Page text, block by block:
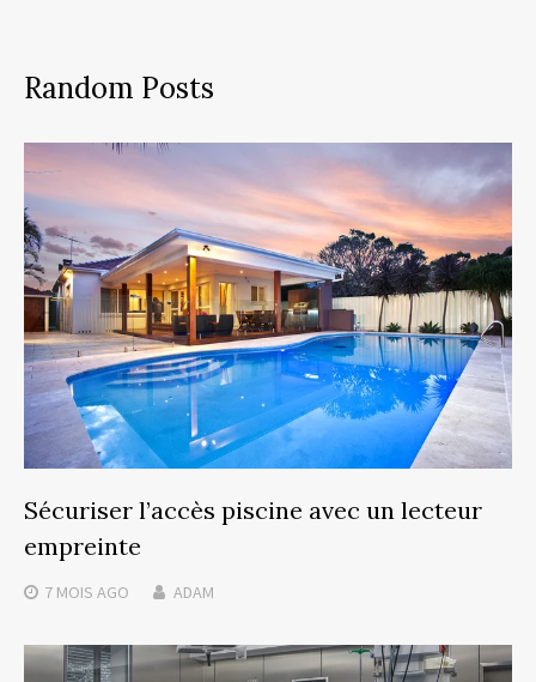
Random Posts
Sécuriser l’accès piscine avec un lecteur
empreinte
7 MOIS AGO ADAM